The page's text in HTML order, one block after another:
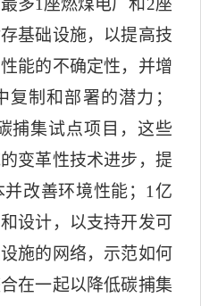
多1 座燃煤电厂和 2座
基础设施，以提高技
能的不确定性，并增
复制和部署的潜力；
捕集试点项目，这些
变革性技术进步，提
改善环境性能； 1 亿
设计，以支持开发可
施的网络，示范如何
在一起以降低碳捕集